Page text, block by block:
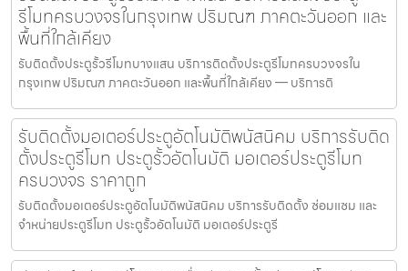
รีโมทครบวงจรในกรุงเทพ ปริมณฑ ภาคตะวันออก และ
พื้นที่ใกล้เคียง
รับติดตั้งประตูรั้วรีโมทบางแสน บริการติดตั้งประตูรีโมทครบวงจรใน
กรุงเทพ ปริมณฑ ภาคตะวันออก และพื้นที่ใกล้เคียง — บริการติ
รับติดตั้งมอเตอร์ประตูอัตโนมัติพนัสนิคม บริการรับติด
ตั้งประตูรีโมท ประตูรั้วอัตโนมัติ มอเตอร์ประตูรีโมท
ครบวงจร ราคาถูก
รับติดตั้งมอเตอร์ประตูอัตโนมัติพนัสนิคม บริการรับติดตั้ง ซ่อมแซม และ
จำหน่ายประตูรีโมท ประตูรั้วอัตโนมัติ มอเตอร์ประตูรี